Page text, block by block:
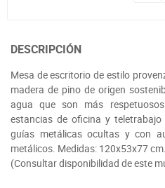
DESCRIPCIÓN
Mesa de escritorio de estilo
madera de pino de origen
agua que son más
estancias de oficina y
guías metálicas ocultas y con
metálicos. Medidas: 120x53x77 cm.
(Consultar disponibilidad de este